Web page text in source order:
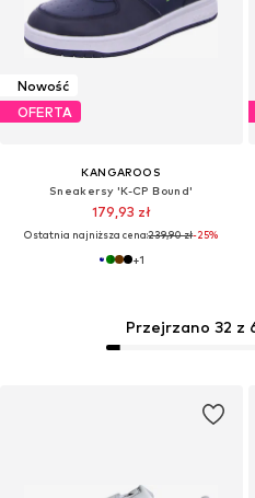
Nowość
OFERTA
KANGAROOS
Sneakersy 'K-CP Bound'
179,93 zł
Ostatnia najniższa cena:239,90 zł-25%
+1
Przejrzano 32 z